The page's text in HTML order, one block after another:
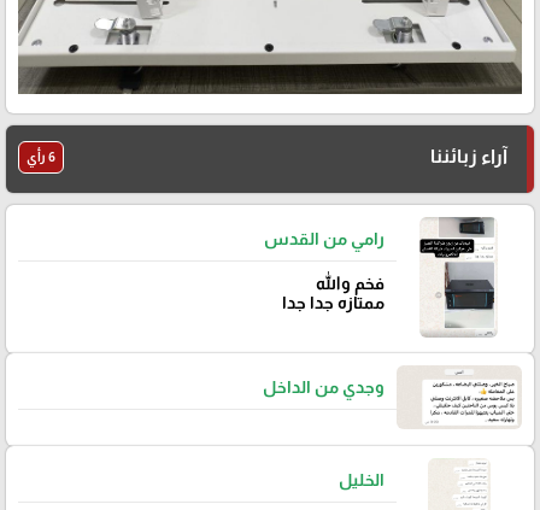
آراء زبائننا 6 رأي
رامي من القدس
فخم والله
ممتازه جدا جدا
وجدي من الداخل
الخليل